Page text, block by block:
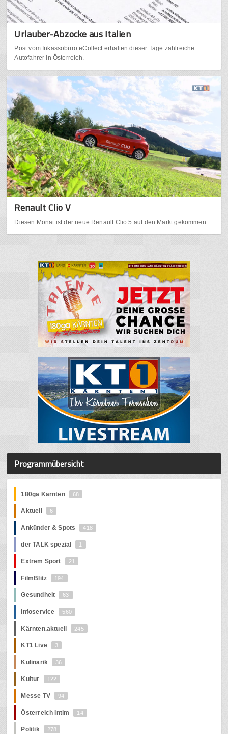
Urlauber-Abzocke aus Italien
Post vom Inkassobüro eCollect erhalten dieser Tage zahlreiche
Autofahrer in Österreich.
Renault Clio V
Diesen Monat ist der neue Renault Clio 5 auf den Markt gekommen.
Programmübersicht
180ga Kärnten 68
Aktuell 6
Ankünder & Spots 418
der TALK spezial 1
Extrem Sport 21
FilmBlitz 194
Gesundheit 63
Infoservice 560
Kärnten.aktuell 245
KT1 Live 3
Kulinarik 36
Kultur 122
Messe TV 94
Österreich Intim 14
Politik 278